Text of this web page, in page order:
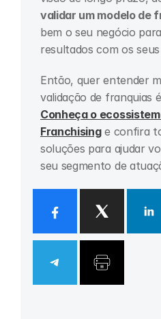
validar um modelo de
bem o seu negócio
resultados com os
Então, quer entender
Conheça o
Franchising e confira
soluções para ajudar
seu segmento de